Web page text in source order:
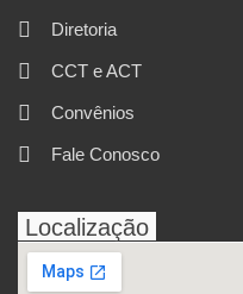
Diretoria
CCT e ACT
Convênios
Fale Conosco
Localização